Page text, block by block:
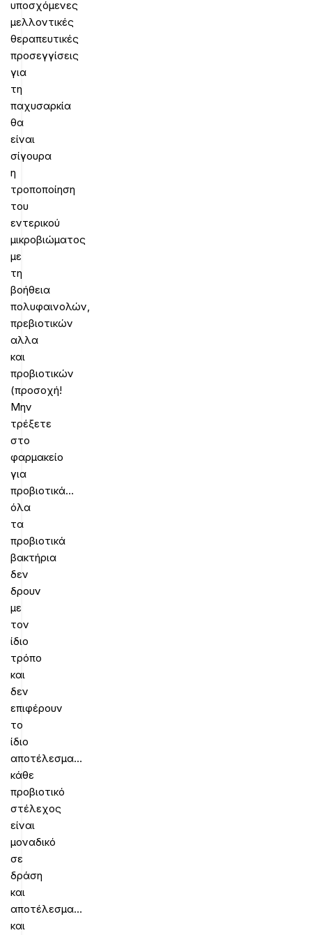
υποσχόμενες
μελλοντικές
θεραπευτικές
προσεγγίσεις
για
τη
παχυσαρκία
θα
είναι
σίγουρα
η
τροποποίηση
του
εντερικού
μικροβιώματος
με
τη
βοήθεια
πολυφαινολών,
πρεβιοτικών
αλλα
και
προβιοτικών
(προσοχή!
Μην
τρέξετε
στο
φαρμακείο
για
προβιοτικά…
όλα
τα
προβιοτικά
βακτήρια
δεν
δρουν
με
τον
ίδιο
τρόπο
και
δεν
επιφέρουν
το
ίδιο
αποτέλεσμα…
κάθε
προβιοτικό
στέλεχος
είναι
μοναδικό
σε
δράση
και
αποτέλεσμα…
και